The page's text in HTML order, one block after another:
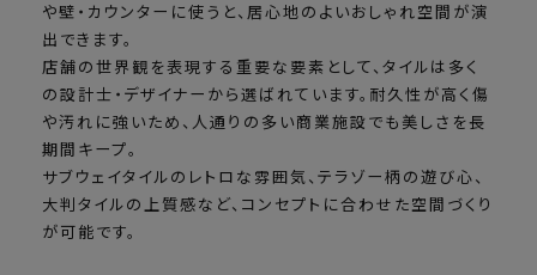
や壁・カウンターに使うと、居心地のよいおしゃれ空間が演
出できます。
店舗の世界観を表現する重要な要素として、タイルは多く
の設計士・デザイナーから選ばれています。耐久性が高く傷
や汚れに強いため、人通りの多い商業施設でも美しさを長
期間キープ。
サブウェイタイルのレトロな雰囲気、テラゾー柄の遊び心、
大判タイルの上質感など、コンセプトに合わせた空間づくり
が可能です。